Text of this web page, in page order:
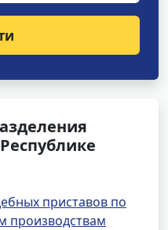
приставов по
производствам